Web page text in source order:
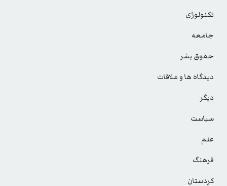
تکنولوژی
جامعه
حقوق بشر
دیدگاه ها و ملاقات
دیگر
سیاست
علم
فرهنگ
کردستان